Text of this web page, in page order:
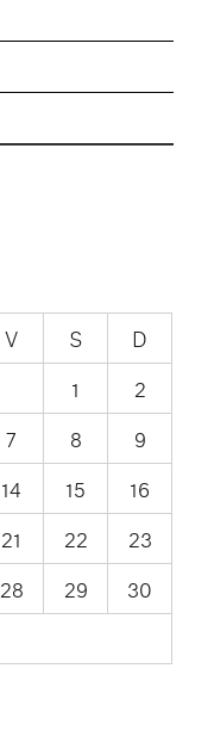
V S
D
1
2
7 8
9
14 15
16
21 22
23
28 29
30